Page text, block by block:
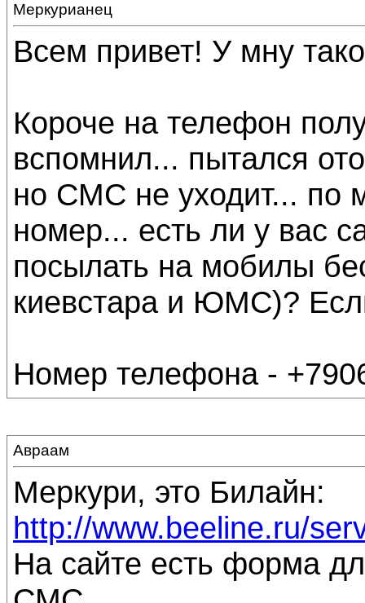
Меркурианец
Всем привет! У мну
Короче на телефон
вспомнил... пытался
но СМС не уходит... по
номер... есть ли у вас
посылать на мобилы
киевстара и ЮМС)?
Номер телефона -
Авраам
Меркури, это Билайн:
http://www.beeline.ru/
На сайте есть форма